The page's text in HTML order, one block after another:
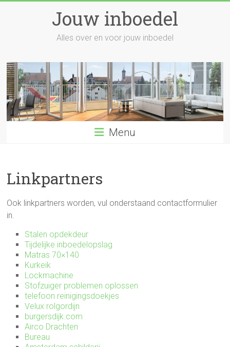
Jouw inboedel
Alles over en voor jouw inboedel
Menu
Linkpartners
Ook linkpartners worden, vul onderstaand contactformulier
in.
Stalen opdekdeur
Tijdelijke inboedelopslag
Matras 70×140
Kurkeik
Lockmachine
Stofzuiger problemen oplossen
telefoon reinigingsdoekjes
Velux rolgordijn
burgersdijk.com
Airco Drachten
Bureau